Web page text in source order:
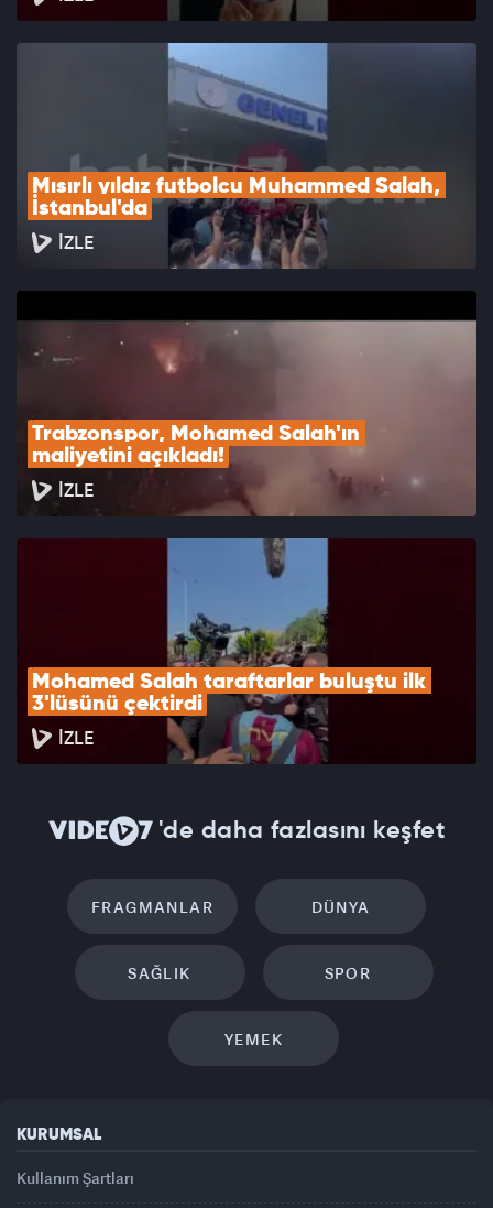
Mısırlı yıldız futbolcu Muhammed Salah,
İstanbul'da
İZLE
Trabzonspor, Mohamed Salah'ın
maliyetini açıkladı!
İZLE
Mohamed Salah taraftarlar buluştu ilk
3'lüsünü çektirdi
İZLE
'de daha fazlasını keşfet
FRAGMANLAR DÜNYA
SAĞLIK SPOR
YEMEK
KURUMSAL
Kullanım Şartları